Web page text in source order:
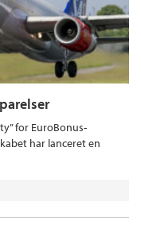
for EuroBonus-
har lanceret en